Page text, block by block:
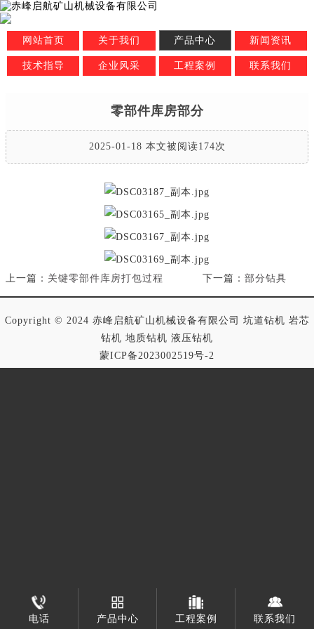
网站首页 关于我们 产品中心 新闻资讯
技术指导 企业风采 工程案例 联系我们
零部件库房部分
2025-01-18 本文被阅读174次
上一篇： 关键零部件库房打包过程 下一篇： 部分钻具
Copyright © 2024 赤峰启航矿山机械设备有限公司 坑道钻机 岩芯
钻机 地质钻机 液压钻机
蒙ICP备2023002519号-2
电话 产品中心 工程案例 联系我们